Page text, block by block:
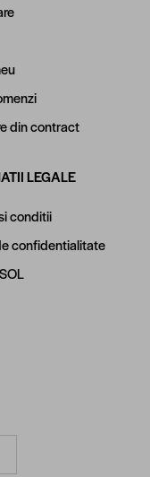
din contract
LEGALE
conditii
confidentialitate
SOL